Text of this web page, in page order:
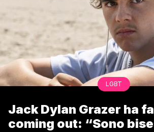
LGBT
Jack Dylan Grazer ha
coming out: “Sono